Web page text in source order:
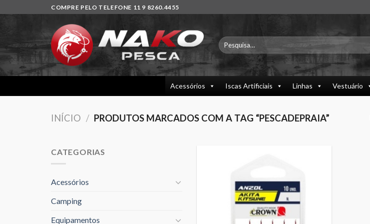
COMPRE PELO TELEFONE 11 9 8260.4455
Pesquisar
por:
Acessórios Iscas Artificiais Linhas Vestuário
INÍCIO / PRODUTOS MARCADOS COM A TAG “PESCADEPRAIA”
CATEGORIAS
Acessórios
Camping
Equipamentos